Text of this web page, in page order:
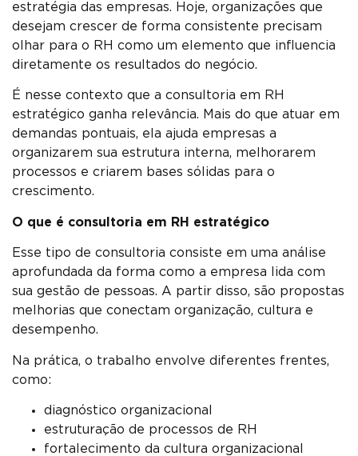
estratégia das empresas. Hoje, organizações que
desejam crescer de forma consistente precisam
olhar para o RH como um elemento que influencia
diretamente os resultados do negócio.
É nesse contexto que a consultoria em RH
estratégico ganha relevância. Mais do que atuar em
demandas pontuais, ela ajuda empresas a
organizarem sua estrutura interna, melhorarem
processos e criarem bases sólidas para o
crescimento.
O que é consultoria em RH estratégico
Esse tipo de consultoria consiste em uma análise
aprofundada da forma como a empresa lida com
sua gestão de pessoas. A partir disso, são propostas
melhorias que conectam organização, cultura e
desempenho.
Na prática, o trabalho envolve diferentes frentes,
como:
diagnóstico organizacional
estruturação de processos de RH
fortalecimento da cultura organizacional